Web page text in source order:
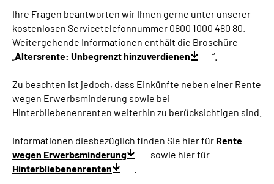
Ihre Fragen beantworten wir Ihnen gerne unter unserer
kostenlosen Servicetelefonnummer 0800 1000 480 80.
Weitergehende Informationen enthält die Broschüre
„Altersrente: Unbegrenzt hinzuverdienen “.
Zu beachten ist jedoch, dass Einkünfte neben einer Rente
wegen Erwerbsminderung sowie bei
Hinterbliebenenrenten weiterhin zu berücksichtigen sind.
Informationen diesbezüglich finden Sie hier für Rente
wegen Erwerbsminderung
sowie hier für
Hinterbliebenenrenten